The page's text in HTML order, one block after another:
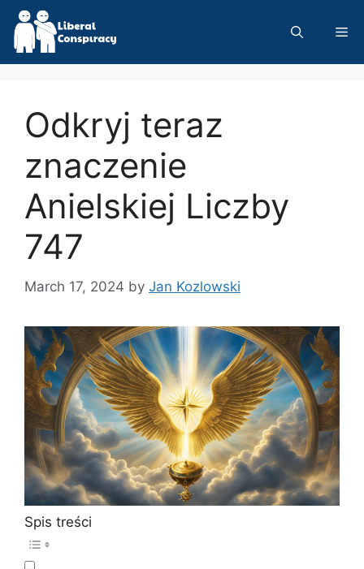
Skip
content
Odkryj teraz
znaczenie
Anielskiej Liczby
747
March 17, 2024 by Jan Kozlowski
Spis treści